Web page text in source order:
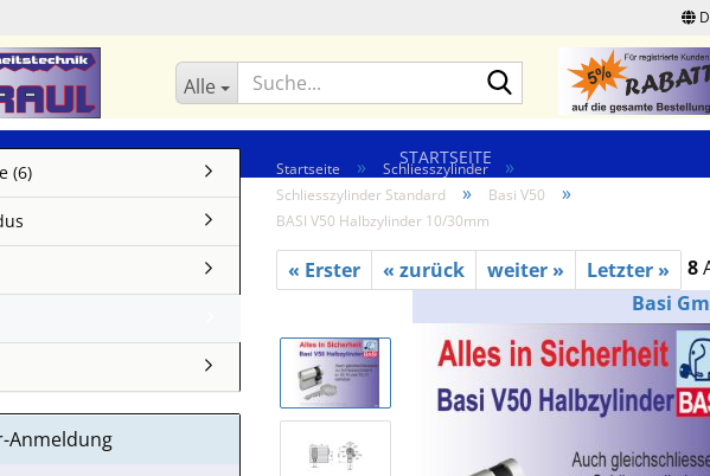
Alle Suche...
STARTSEITE
Startseite » Schliesszylinder »
Schliesszylinder Standard » Basi V50 »
BASI V50 Halbzylinder 10/30mm
« Erster « zurück weiter » Letzter » 8
Basi
(6)
Anmeldung